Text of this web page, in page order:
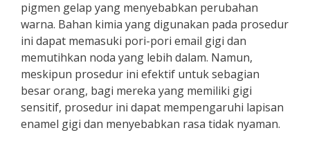
pigmen gelap yang menyebabkan perubahan
warna. Bahan kimia yang digunakan pada prosedur
ini dapat memasuki pori-pori email gigi dan
memutihkan noda yang lebih dalam. Namun,
meskipun prosedur ini efektif untuk sebagian
besar orang, bagi mereka yang memiliki gigi
sensitif, prosedur ini dapat mempengaruhi lapisan
enamel gigi dan menyebabkan rasa tidak nyaman.